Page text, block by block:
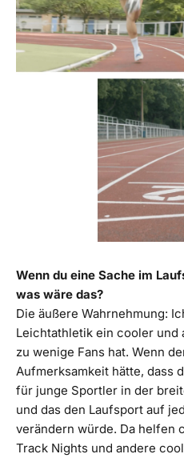
Wenn du eine Sache im
was wäre das?
Die äußere Wahrnehmung:
Leichtathletik ein cooler
zu wenige Fans hat. Wenn
Aufmerksamkeit hätte, dass
für junge Sportler in der
und das den Laufsport auf
verändern würde. Da helfen
Track Nights und andere